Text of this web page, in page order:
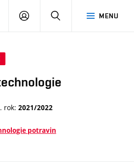
MENU
PŘIHLÁSIT
rok: 2021/2022
potravin